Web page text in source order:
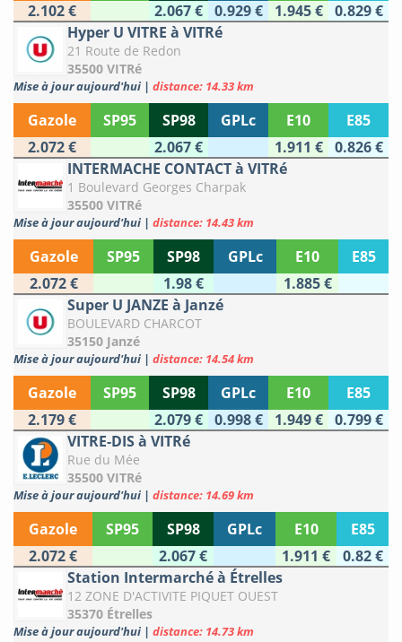
2.102 €
2.067 € 0.929 € 1.945 €
0.829 €
Hyper U VITRE à VITRé
21 Route de Redon
35500 VITRé
Mise à jour aujourd'hui | distance: 14.33 km
Gazole SP95 SP98 GPLc E10
E85
2.072 €
2.067 € 1.911 €
0.826 €
INTERMACHE CONTACT à VITRé
1 Boulevard Georges Charpak
35500 VITRé
Mise à jour aujourd'hui | distance: 14.43 km
Gazole SP95 SP98 GPLc E10
E85
2.072 €
1.98 €
1.885 €
Super U JANZE à Janzé
BOULEVARD CHARCOT
35150 Janzé
Mise à jour aujourd'hui | distance: 14.54 km
Gazole SP95 SP98 GPLc E10
E85
2.179 €
2.079 € 0.998 € 1.949 €
0.799 €
VITRE-DIS à VITRé
Rue du Mée
35500 VITRé
Mise à jour aujourd'hui | distance: 14.69 km
Gazole SP95 SP98 GPLc E10
E85
2.072 €
2.067 € 1.911 €
0.82 €
Station Intermarché à Étrelles
12 ZONE D'ACTIVITE PIQUET OUEST
35370 Étrelles
Mise à jour aujourd'hui | distance: 14.73 km